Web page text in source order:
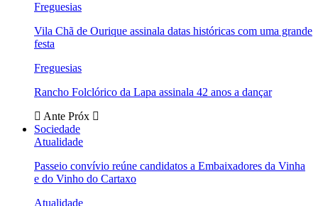
Freguesias
Vila Chã de Ourique assinala datas históricas com uma grande
festa
Freguesias
Rancho Folclórico da Lapa assinala 42 anos a dançar
Ante Próx
Sociedade
Atualidade
Passeio convívio reúne candidatos a Embaixadores da Vinha
e do Vinho do Cartaxo
Atualidade